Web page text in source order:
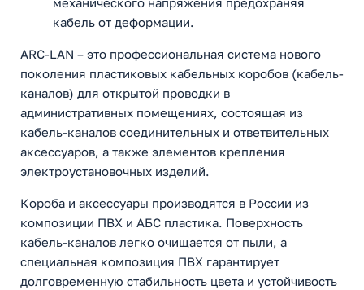
кабель от деформации.
ARC-LAN – это профессиональная система нового
поколения пластиковых кабельных коробов (кабель-
каналов) для открытой проводки в
административных помещениях, состоящая из
кабель-каналов соединительных и ответвительных
аксессуаров, а также элементов крепления
электроустановочных изделий.
Короба и аксессуары производятся в России из
композиции ПВХ и АБС пластика. Поверхность
кабель-каналов легко очищается от пыли, а
специальная композиция ПВХ гарантирует
долговременную стабильность цвета и устойчивость